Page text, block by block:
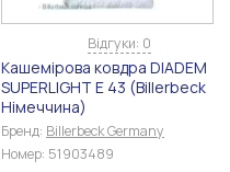
Відгуки: 0
Кашемірова ковдра DIADEM
SUPERLIGHT Е 43 (Billerbeck
Німеччина)
Бренд: Billerbeck Germany
Номер: 51903489